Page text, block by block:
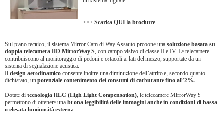
>>>ScaricaQUI la brochure
Sul piano tecnico, il sistema Mirror Cam di Way Assauto propone una soluzione basata su
doppia telecamera HD MirrorWay S, con campo visivo di classe II e IV. Le telecamere
contribuiscono al monitoraggio di pedoni e ostacoli ai lati del mezzo, supportate da un
sistema di segnalazione acustica.
Il design aerodinamico consente inoltre una diminuzione dell’attrito e, secondo quanto
dichiarato, un potenziale contenimento dei consumi di carburante fino all’2%.
Dotate di tecnologia HLC (High Light Compensation), le telecamere MirrorWay S
permettono di ottenere una buona leggibilità delle immagini anche in condizioni di bassa
o elevata luminosità esterna.